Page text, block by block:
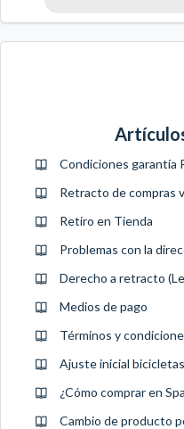
Condiciones garantía
Retracto de compras
Retiro en Tienda
Problemas con la
Derecho a retracto
Medios de pago
Términos y
Ajuste inicial
¿Cómo comprar en
Cambio de producto